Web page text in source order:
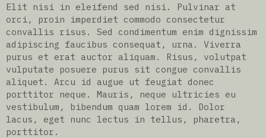
Elit nisi in eleifend sed nisi. Pulvinar at
orci, proin imperdiet commodo consectetur
convallis risus. Sed condimentum enim dignissim
adipiscing faucibus consequat, urna. Viverra
purus et erat auctor aliquam. Risus, volutpat
vulputate posuere purus sit congue convallis
aliquet. Arcu id augue ut feugiat donec
porttitor neque. Mauris, neque ultricies eu
vestibulum, bibendum quam lorem id. Dolor
lacus, eget nunc lectus in tellus, pharetra,
porttitor.